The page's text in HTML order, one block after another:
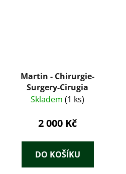
Martin - Chirurgie-
Surgery-Cirugia
Skladem (1 ks)
2 000 Kč
DO KOŠÍKU